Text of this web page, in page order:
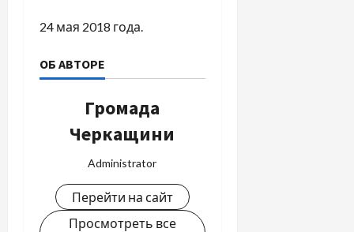
24 мая 2018 года.
ОБ АВТОРЕ
Громада
Черкащини
Administrator
Перейти на сайт
Просмотреть все